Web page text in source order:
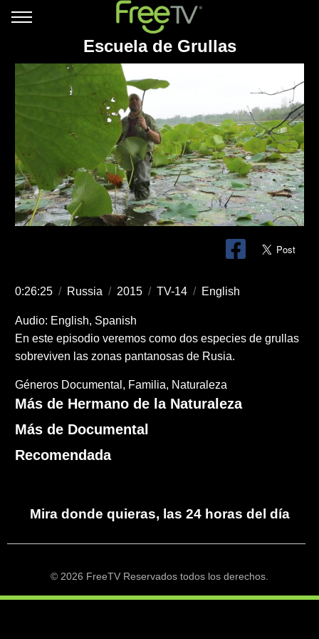
Escuela de Grullas
0:26:25 / Russia / 2015 / TV-14 / English
Audio: English, Spanish
En este episodio veremos como dos especies de grullas
sobreviven las zonas pantanosas de Rusia.
Géneros Documental Familia Naturaleza
Más de Hermano de la Naturaleza
Más de Documental
Recomendada
Mira donde quieras, las 24 horas del día
© 2026 FreeTV Reservados todos los derechos.